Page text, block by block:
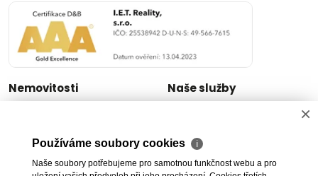
Nemovitosti
Byty na prodej i k pronájmu
Rodinné domy na prodej
Naše služby
Odhady nemovitostí
Dražby
×
Používáme soubory cookies ℹ
Naše soubory potřebujeme pro samotnou funkčnost webu a pro